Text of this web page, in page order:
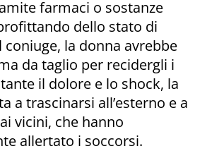
farmaci o sostanze
dello stato di
coniuge, la donna avrebbe
da taglio per recidergli i
il dolore e lo shock, la
a trascinarsi all’esterno e a
vicini, che hanno
allertato i soccorsi.